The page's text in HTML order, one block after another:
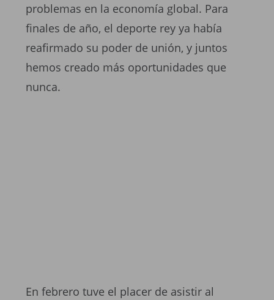
problemas en la economía global. Para
finales de año, el deporte rey ya había
reafirmado su poder de unión, y juntos
hemos creado más oportunidades que
nunca.
En febrero tuve el placer de asistir al